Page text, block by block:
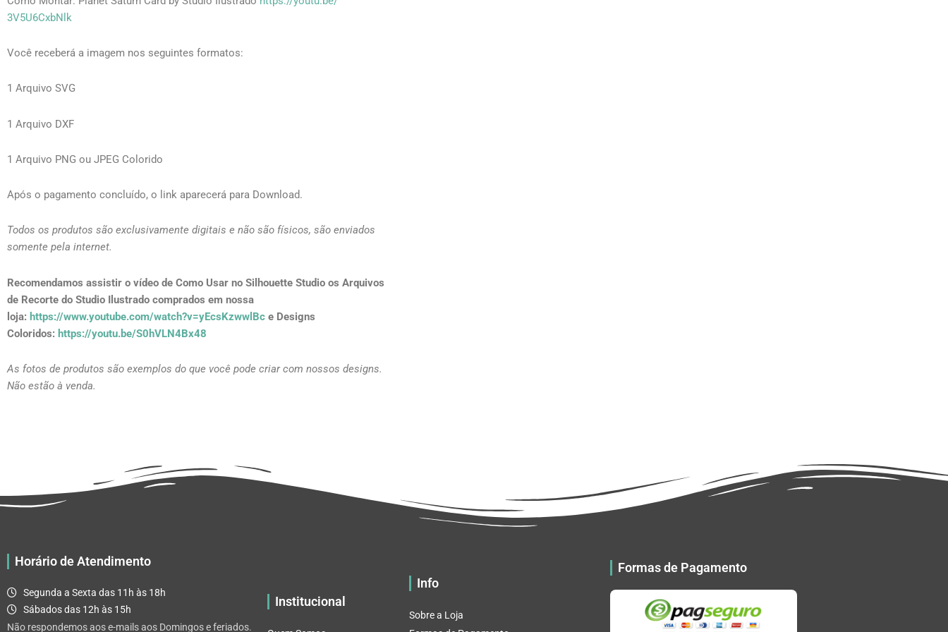
3V5U6CxbNlk
Você receberá a imagem nos seguintes formatos:
1 Arquivo SVG
1 Arquivo DXF
1 Arquivo PNG ou JPEG Colorido
Após o pagamento concluído, o link aparecerá para Download.
Todos os produtos são exclusivamente digitais e não são físicos, são enviados
somente pela internet.
Recomendamos assistir o vídeo de Como Usar no Silhouette Studio os Arquivos
de Recorte do Studio Ilustrado comprados em nossa
loja: https://www.youtube.com/watch?v=yEcsKzwwlBc e Designs
Coloridos: https://youtu.be/S0hVLN4Bx48
As fotos de produtos são exemplos do que você pode criar com nossos designs.
Não estão à venda.
Horário de Atendimento
Segunda a Sexta das 11h às 18h
Sábados das 12h às 15h
Não respondemos aos e-mails aos Domingos e feriados.
Institucional
Info
Sobre a Loja
Formas de Pagamento